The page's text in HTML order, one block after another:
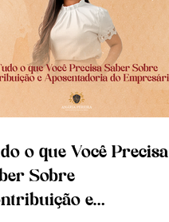
o que Você Precisa
Sobre
e